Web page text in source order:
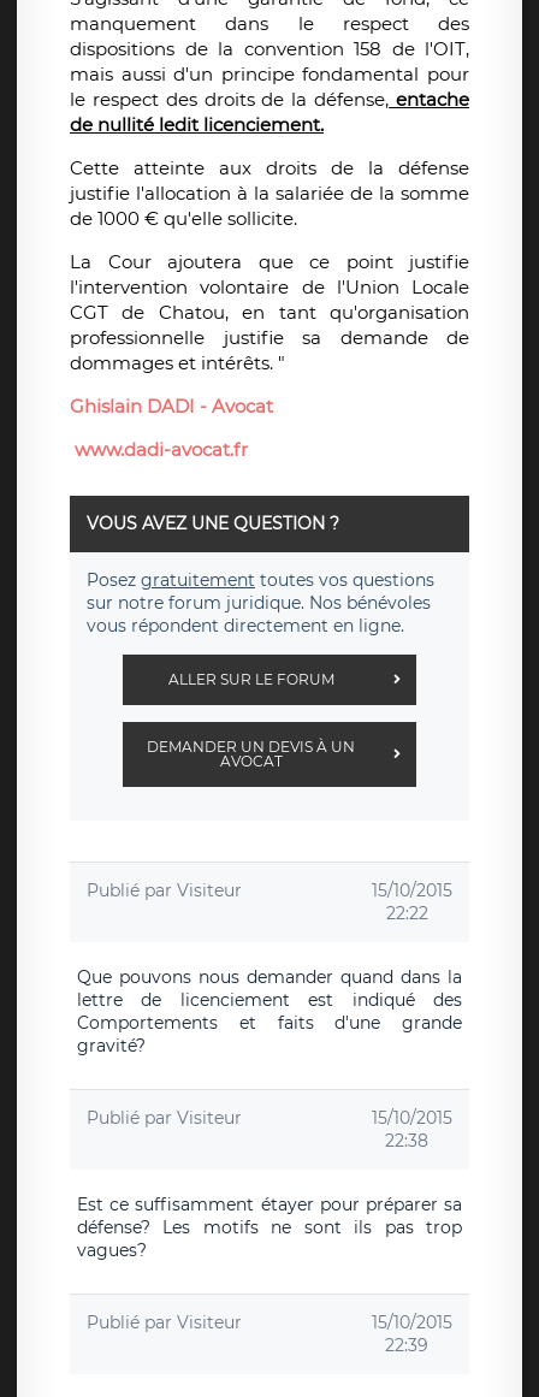
manquement dans le respect des
dispositions de la convention 158 de l'OIT,
mais aussi d'un principe fondamental pour
le respect des droits de la défense, entache
de nullité ledit licenciement.
Cette atteinte aux droits de la défense
justifie l'allocation à la salariée de la somme
de 1000 € qu'elle sollicite.
La Cour ajoutera que ce point justifie
l'intervention volontaire de l'Union Locale
CGT de Chatou, en tant qu'organisation
professionnelle justifie sa demande de
dommages et intérêts. "
Ghislain DADI - Avocat
www.dadi-avocat.fr
VOUS AVEZ UNE QUESTION ?
Posez gratuitement toutes vos questions
sur notre forum juridique. Nos bénévoles
vous répondent directement en ligne.
ALLER SUR LE FORUM
DEMANDER UN DEVIS À UN
AVOCAT
Publié par Visiteur
15/10/2015
22:22
Que pouvons nous demander quand dans la
lettre de licenciement est indiqué des
Comportements et faits d'une grande
gravité?
Publié par Visiteur
15/10/2015
22:38
Est ce suffisamment étayer pour préparer sa
défense? Les motifs ne sont ils pas trop
vagues?
Publié par Visiteur
15/10/2015
22:39